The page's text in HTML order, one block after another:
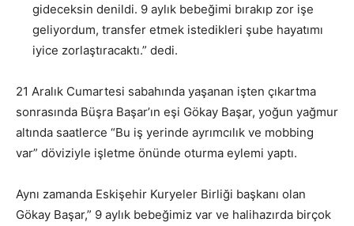
gideceksin denildi. 9 aylık bebeğimi bırakıp zor işe
geliyordum, transfer etmek istedikleri şube hayatımı
iyice zorlaştıracaktı.” dedi.
21 Aralık Cumartesi sabahında yaşanan işten çıkartma
sonrasında Büşra Başar’ın eşi Gökay Başar, yoğun yağmur
altında saatlerce “Bu iş yerinde ayrımcılık ve mobbing
var” döviziyle işletme önünde oturma eylemi yaptı.
Aynı zamanda Eskişehir Kuryeler Birliği başkanı olan
Gökay Başar,” 9 aylık bebeğimiz var ve halihazırda birçok